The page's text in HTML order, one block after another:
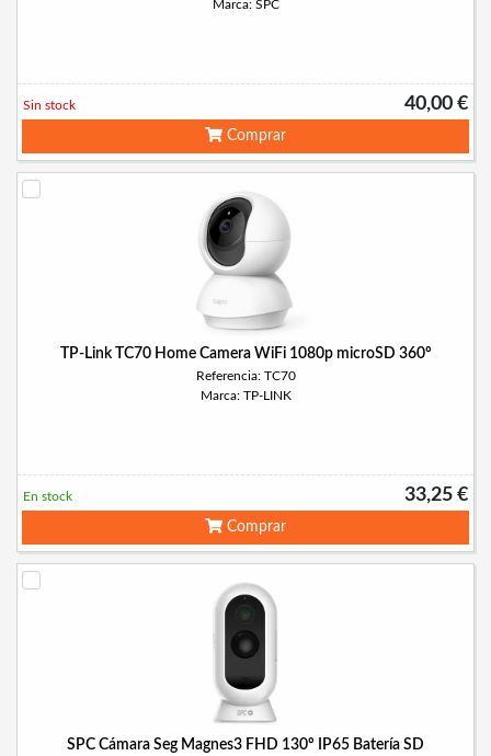
Marca: SPC
40,00 €
Sin stock
Comprar
TP-Link TC70 Home Camera WiFi 1080p microSD 360º
Referencia: TC70
Marca: TP-LINK
33,25 €
En stock
Comprar
SPC Cámara Seg Magnes3 FHD 130º IP65 Batería SD